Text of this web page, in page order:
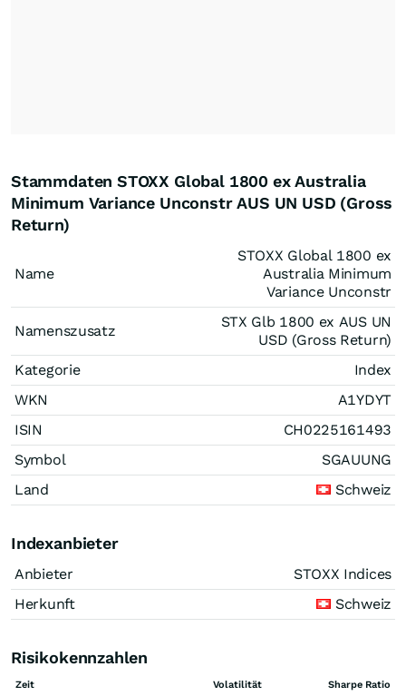
Stammdaten STOXX Global 1800 ex Australia
Minimum Variance Unconstr AUS UN USD (Gross
Return)
Name
STOXX Global 1800 ex
Australia Minimum
Variance Unconstr
Namenszusatz
STX Glb 1800 ex AUS UN
USD (Gross Return)
Kategorie
Index
WKN
A1YDYT
ISIN
CH0225161493
Symbol
SGAUUNG
Land
Schweiz
Indexanbieter
Anbieter
STOXX Indices
Herkunft
Schweiz
Risikokennzahlen
Zeit Volatilität Sharpe Ratio